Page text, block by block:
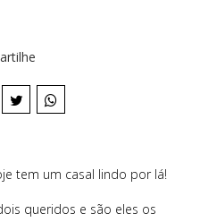
tem um casal lindo por lá!
queridos e são eles os